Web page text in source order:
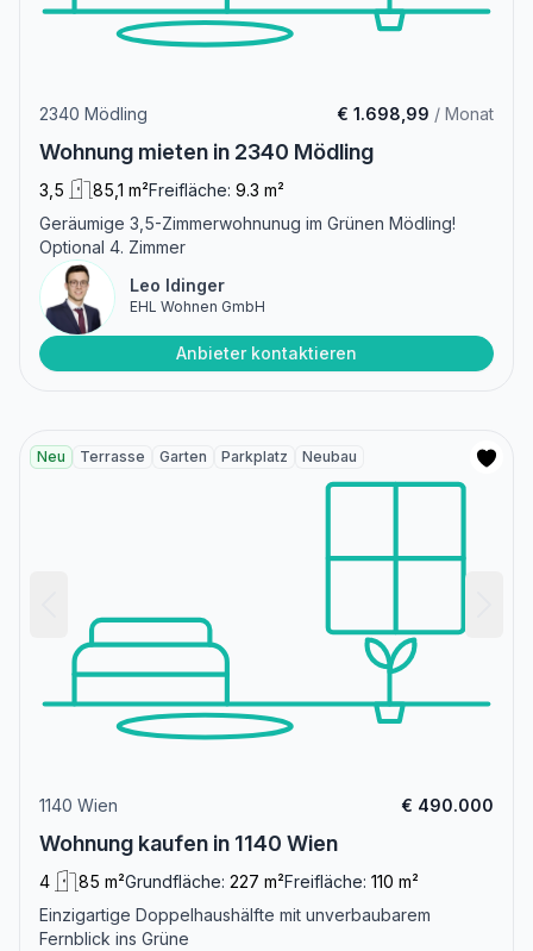
2340 Mödling € 1.698,99 / Monat
Wohnung mieten in 2340 Mödling
3,5 85,1 m²Freifläche: 9.3 m²
Geräumige 3,5-Zimmerwohnunug im Grünen Mödling!
Optional 4. Zimmer
Leo Idinger
EHL Wohnen GmbH
Anbieter kontaktieren
Neu Terrasse Garten Parkplatz Neubau
1140 Wien € 490.000
Wohnung kaufen in 1140 Wien
4 85 m²Grundfläche: 227 m²Freifläche: 110 m²
Einzigartige Doppelhaushälfte mit unverbaubarem
Fernblick ins Grüne